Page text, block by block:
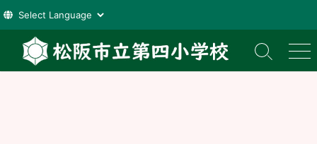
テ
検
索
メ
ニ